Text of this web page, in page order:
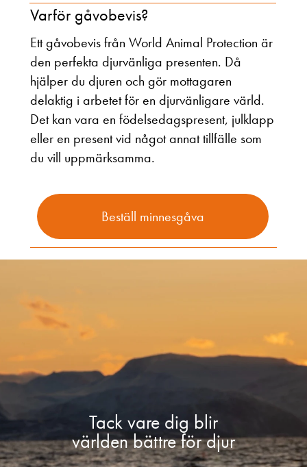
Varför gåvobevis?
Ett gåvobevis från World Animal Protection är
den perfekta djurvänliga presenten. Då
hjälper du djuren och gör mottagaren
delaktig i arbetet för en djurvänligare värld.
Det kan vara en födelsedagspresent, julklapp
eller en present vid något annat tillfälle som
du vill uppmärksamma.
Beställ minnesgåva
Tack vare dig blir
världen bättre för djur